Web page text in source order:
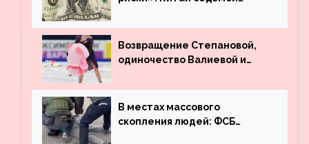
деньги из американского
госдолга
Возвращение Степановой,
одиночество Валиевой и
что обсуждают в мире
фигурного катания
В местах массового
скопления людей: ФСБ